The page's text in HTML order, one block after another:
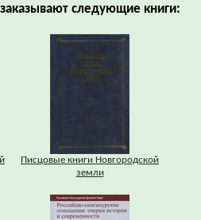
заказывают следующие книги:
Писцовые книги Новгородской
земли